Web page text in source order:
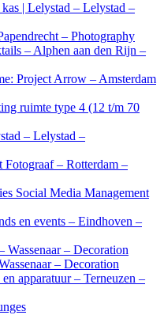
| Lelystad – Lelystad –
– Photography
– Alphen aan den Rijn –
Project Arrow – Amsterdam
ruimte type 4 (12 t/m 70
– Lelystad –
– Rotterdam –
Social Media Management
en events – Eindhoven –
– Decoration
– Decoration
apparatuur – Terneuzen –